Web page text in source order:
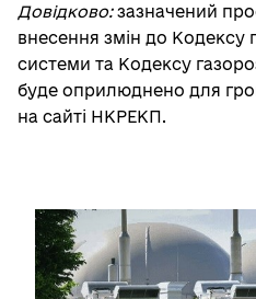
Довідково:зазначений
внесення змін до Кодексу
системи та Кодексу
буде оприлюднено для
на сайті НКРЕКП.